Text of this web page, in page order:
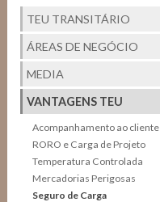
TEU TRANSITÁRIO
ÁREAS DE NEGÓCIO
MEDIA
VANTAGENS TEU
Acompanhamento ao cliente
RORO e Carga de Projeto
Temperatura Controlada
Mercadorias Perigosas
Seguro de Carga